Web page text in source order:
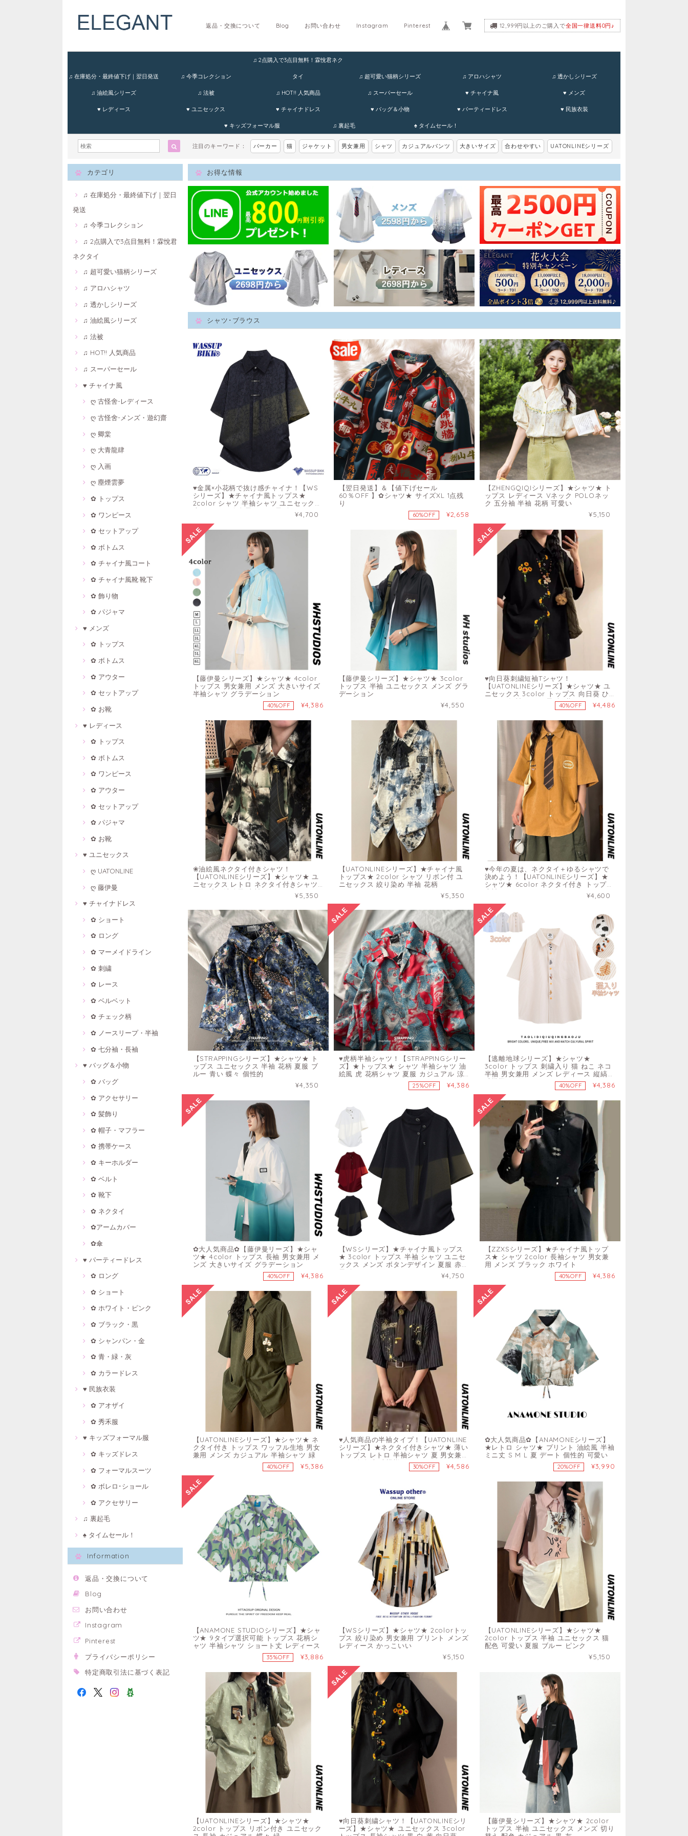
12,999円以上のご購入で全国一律送料0円♪
Pinterest
Instagram
お問い合わせ
Blog
返品・交換について
♫ 在庫処分・最終値下げ｜翌日発送 ♫ 今季コレクション
♫ 2点購入で3点目無料！霖悅君ネク
タイ ♫ 超可愛い猫柄シリーズ ♫ アロハシャツ ♫ 透かしシリーズ
♫ 油絵風シリーズ ♫ 法被 ♫ HOT!! 人気商品 ♫ スーパーセール ♥ チャイナ風 ♥ メンズ
♥ レディース ♥ ユニセックス ♥ チャイナドレス ♥ バッグ＆小物 ♥ パーティードレス ♥ 民族衣装
♥ キッズフォーマル服 ♫ 裏起毛 ♠ タイムセール！
注目のキーワード： パーカー 猫 ジャケット 男女兼用 シャツ カジュアルパンツ 大きいサイズ 合わせやすい UATONLINEシリーズ
カテゴリ
♫ 在庫処分・最終値下げ｜翌日
発送
♫ 今季コレクション
♫ 2点購入で3点目無料！霖悅君
ネクタイ
♫ 超可愛い猫柄シリーズ
♫ アロハシャツ
♫ 透かしシリーズ
♫ 油絵風シリーズ
♫ 法被
♫ HOT!! 人気商品
♫ スーパーセール
♥ チャイナ風
ღ 古怪舍-レディース
ღ 古怪舍-メンズ・遊幻齋
ღ 卿棠
ღ 大青龍肆
ღ 入画
ღ 塵煙雲夢
✿ トップス
✿ ワンピース
✿ セットアップ
✿ ボトムス
✿ チャイナ風コート
✿ チャイナ風靴·靴下
✿ 飾り物
✿ パジャマ
♥ メンズ
✿ トップス
✿ ボトムス
✿ アウター
✿ セットアップ
✿ お靴
♥ レディース
✿ トップス
✿ ボトムス
✿ ワンピース
✿ アウター
✿ セットアップ
✿ パジャマ
✿ お靴
♥ ユニセックス
ღ UATONLINE
ღ 藤伊曼
♥ チャイナドレス
✿ ショート
✿ ロング
✿ マーメイドライン
✿ 刺繍
✿ レース
✿ ベルベット
✿ チェック柄
✿ ノースリープ・半袖
✿ 七分袖・長袖
♥ バッグ＆小物
✿ バッグ
✿ アクセサリー
✿ 髪飾り
✿ 帽子・マフラー
✿ 携帯ケース
✿ キーホルダー
✿ ベルト
✿ 靴下
✿ ネクタイ
✿アームカバー
✿傘
♥ パーティードレス
✿ ロング
✿ ショート
✿ ホワイト・ピンク
✿ ブラック・黒
✿ シャンパン・金
✿ 青・緑・灰
✿ カラードレス
♥ 民族衣装
✿ アオザイ
✿ 秀禾服
♥ キッズフォーマル服
✿ キッズドレス
✿ フォーマルスーツ
✿ ボレロ･ショール
✿ アクセサリー
♫ 裏起毛
♠ タイムセール！
Information
返品・交換について
Blog
お問い合わせ
Instagram
Pinterest
プライバシーポリシー
特定商取引法に基づく表記
お得な情報
シャツ･ブラウス
♥金属×小花柄で抜け感チャイナ！【WS
シリーズ】★チャイナ風トップス★
2color シャツ 半袖シャツ ユニセックス
大きいサイズ 金属ボタン 黒 白
¥4,700
【翌日発送】＆【値下げセール
60％OFF 】✿シャツ★ サイズXL 1点残
り
60%OFF ¥2,658
【ZHENGQIQIシリーズ】★シャツ★ ト
ップス レディース Vネック POLOネッ
ク 五分袖 半袖 花柄 可愛い
¥5,150
【藤伊曼シリーズ】★シャツ★ 4color
トップス 男女兼用 メンズ 大きいサイズ
半袖シャツ グラデーション
40%OFF ¥4,386
【藤伊曼シリーズ】★シャツ★ 3color
トップス 半袖 ユニセックス メンズ グラ
デーション
¥4,550
♥向日葵刺繍短袖Tシャツ！
【UATONLINEシリーズ】★シャツ★ ユ
ニセックス 3color トップス 向日葵 ひ
まわり 短袖シャツ 黒 白 黄
40%OFF ¥4,486
❀油絵風ネクタイ付きシャツ！
【UATONLINEシリーズ】★シャツ★ ユ
ニセックス レトロ ネクタイ付きシャツ
トップス 油絵風 半袖シャツ
¥5,350
【UATONLINEシリーズ】★チャイナ風
トップス★ 2color シャツ リボン付 ユ
ニセックス 絞り染め 半袖 花柄
¥5,350
♥今年の夏は、ネクタイ＋ゆるシャツで
決めよう！【UATONLINEシリーズ】★
シャツ★ 6color ネクタイ付き トップス
半袖シャツ ユニセックス
¥4,600
【STRAPPINGシリーズ】★シャツ★ ト
ップス ユニセックス 半袖 花柄 夏服 ブ
ルー 青い 蝶々 個性的
¥4,350
♥虎柄半袖シャツ！【STRAPPINGシリー
ズ】★トップス★ シャツ 半袖シャツ 油
絵風 虎 花柄シャツ 夏服 カジュアル 涼
25%OFF ¥4,386
【逃離地球シリーズ】★シャツ★
3color トップス 刺繍入り 猫 ねこ ネコ
半袖 男女兼用 メンズ レディース 縦縞
縞模様
40%OFF ¥4,386
✿大人気商品✿【藤伊曼リーズ】★シャ
ツ★ 4color トップス 長袖 男女兼用 メ
ンズ 大きいサイズ グラデーション
40%OFF ¥4,386
【WSシリーズ】★チャイナ風トップス
★ 3color トップス 半袖 シャツ ユニセ
ックス メンズ ボタンデザイン 夏服 赤
黒 白
¥4,750
【ZZXSシリーズ】★チャイナ風トップ
ス★ シャツ 2color 長袖シャツ 男女兼
用 メンズ ブラック ホワイト
40%OFF ¥4,386
【UATONLINEシリーズ】★シャツ★ ネ
クタイ付き トップス ワッフル生地 男女
兼用 メンズ カジュアル 半袖シャツ 緑
40%OFF ¥5,386
♥人気商品の半袖タイプ！【UATONLINE
シリーズ】★ネクタイ付きシャツ★ 薄い
トップス レトロ 半袖シャツ 夏 男女兼用
メンズ 縦縞 縞模様
30%OFF ¥4,586
✿大人気商品✿【ANAMONEシリーズ】
★レトロ シャツ★ プリント 油絵風 半袖
ミニ丈 S M L 夏 デート 個性的 可愛い
20%OFF ¥3,990
【ANAMONE STUDIOシリーズ】★シャ
ツ★ 9タイプ選択可能 トップス 花柄シ
ャツ 半袖シャツ ショート丈 レディース
35%OFF ¥3,886
【WSシリーズ】★シャツ★ 2colorトッ
プス 絞り染め 男女兼用 プリント メンズ
レディース かっこいい
¥5,150
【UATONLINEシリーズ】★シャツ★
2color トップス 半袖 ユニセックス 猫
配色 可愛い 夏服 ブルー ピンク
¥5,150
【UATONLINEシリーズ】★シャツ★
2color トップス リボン付き ユニセック
♥向日葵刺繍シャツ！【UATONLINEシリ
ーズ】★シャツ★ ユニセックス 3color
【藤伊曼シリーズ】★シャツ★ 2color
トップス 半袖 ユニセックス メンズ 切り